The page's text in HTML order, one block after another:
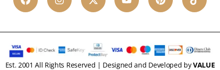
Est. 2001 All Rights Reserved | Designed and Developed byVALUE